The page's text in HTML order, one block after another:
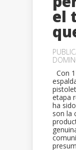
el
Con
etapa
ha
son la